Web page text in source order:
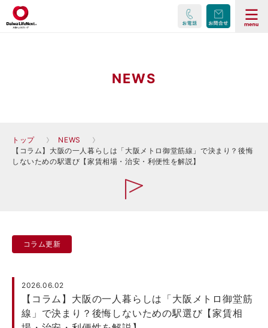
NEWS
トップ
NEWS
【コラム】大阪の一人暮らしは「大阪メトロ御堂筋線」で決まり？後悔
しないための駅選び【家賃相場・治安・利便性を解説】
コラム更新
2026.06.02
【コラム】大阪の一人暮らしは「大阪メトロ御堂筋
線」で決まり？後悔しないための駅選び【家賃相